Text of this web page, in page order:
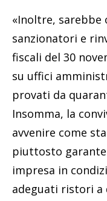
«Inoltre,
sanzionatori e
fiscali del 30
su uffici
provati da
Insomma, la
avvenire come
piuttosto
impresa in
adeguati ristori a